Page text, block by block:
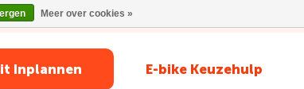
Inplannen E-bike Keuzehulp
Meer over cookies »